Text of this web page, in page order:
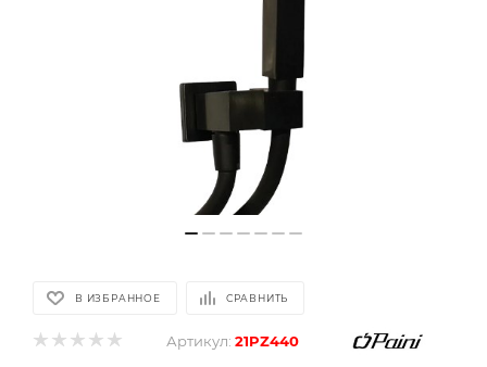
В ИЗБРАННОЕ СРАВНИТЬ
Артикул: 21PZ440